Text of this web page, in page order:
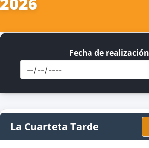
Fecha de realización
La Cuarteta Tarde